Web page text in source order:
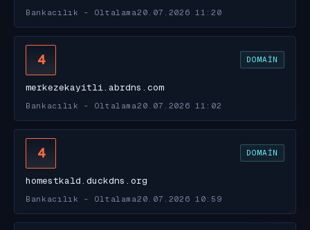
Bankacılık - Oltalama20.07.2026 11:20
4 DOMAIN
merkezekayitli.abrdns.com
Bankacılık - Oltalama20.07.2026 11:02
4 DOMAIN
homestkald.duckdns.org
Bankacılık - Oltalama20.07.2026 10:59